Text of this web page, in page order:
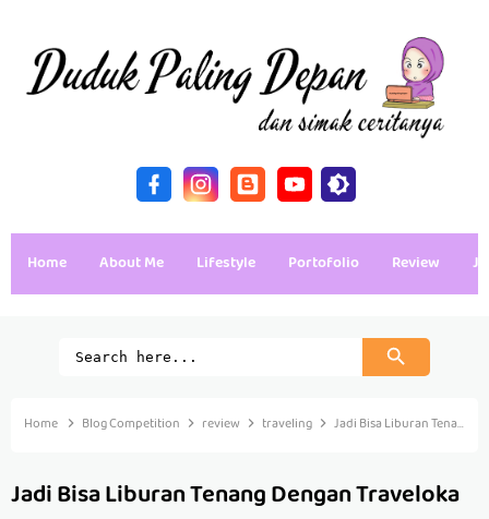
Home About Me Lifestyle Portofolio Review
Home Blog Competition review traveling Jadi Bisa Liburan Tenang Dengan Traveloka
Jadi Bisa Liburan Tenang Dengan Traveloka